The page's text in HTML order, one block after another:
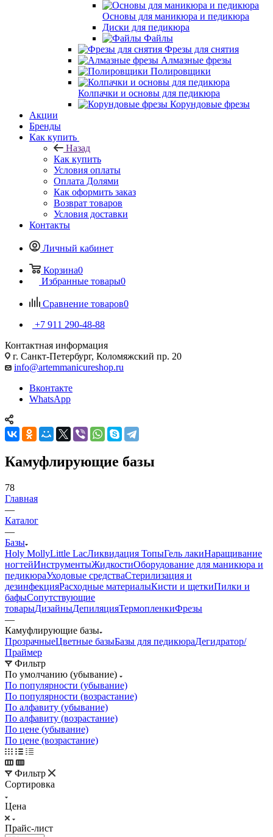
Основы для маникюра и педикюра
Диски для педикюра
Файлы
Фрезы для снятия
Алмазные фрезы
Полировщики
Колпачки и основы для педикюра
Корундовые фрезы
Акции
Бренды
Как купить
Назад
Как купить
Условия оплаты
Оплата Долями
Как оформить заказ
Возврат товаров
Условия доставки
Контакты
Личный кабинет
Корзина0
Избранные товары0
Сравнение товаров0
+7 911 290-48-88
Контактная информация
г. Санкт-Петербург, Коломяжский пр. 20
info@artemmanicureshop.ru
Вконтакте
WhatsApp
Камуфлирующие базы
78
Главная
—
Каталог
—
Базы
Holy MollyLittle LacЛиквидация ТопыГель лакиНаращивание
ногтейИнструментыЖидкостиОборудование для маникюра и
педикюраУходовые средстваСтерилизация и
дезинфекцияРасходные материалыКисти и щеткиПилки и
бафыСопутствующие
товарыДизайныДепиляцияТермопленкиФрезы
—
Камуфлирующие базы
ПрозрачныеЦветные базыБазы для педикюраДегидратор/
Праймер
Фильтр
По умолчанию (убывание)
По популярности (убывание)
По популярности (возрастание)
По алфавиту (убывание)
По алфавиту (возрастание)
По цене (убывание)
По цене (возрастание)
Фильтр
Сортировка
Цена
Прайс-лист